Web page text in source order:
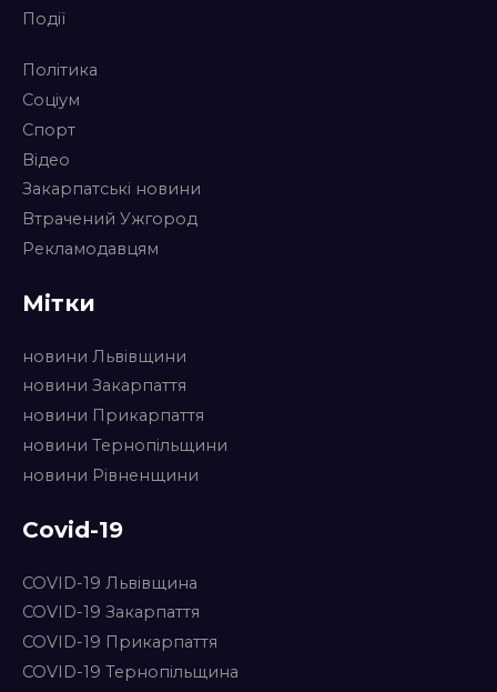
Події
Політика
Соціум
Спорт
Відео
Закарпатські новини
Втрачений Ужгород
Рекламодавцям
Мітки
новини Львівщини
новини Закарпаття
новини Прикарпаття
новини Тернопільщини
новини Рівненщини
Covid-19
COVID-19 Львівщина
COVID-19 Закарпаття
COVID-19 Прикарпаття
COVID-19 Тернопільщина